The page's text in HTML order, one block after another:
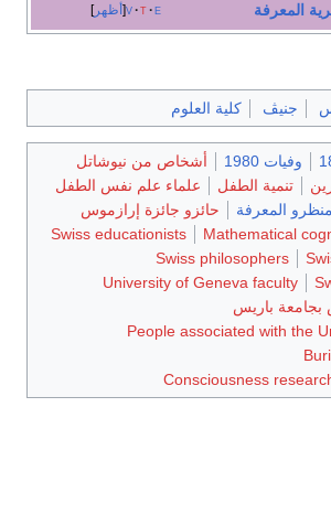
أظهر v t e المعرفة
جنيڤ كلية العلوم
وفيات 1980
أشخاص من نيوشاتل
تنمية الطفل
علماء علم نفس الطفل
منظرو المعرفة
حائزو جائزة إرازموس
Mathematical
Swiss educationists
Swiss philosophers
University of Geneva faculty
بجامعة باريس
People associated with the
Consciousness